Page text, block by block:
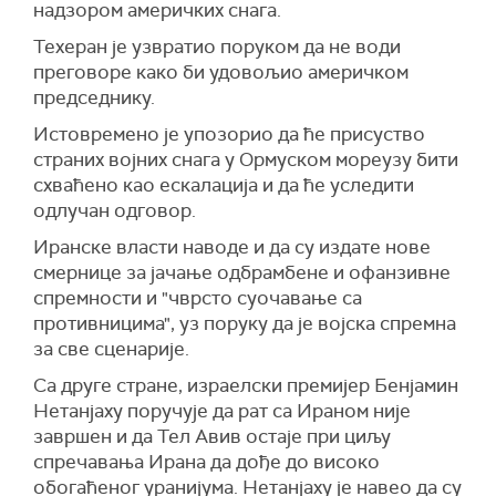
преговори треба да буду засновани на
"врховним државним интересима" и
консултацијама са земљама региона.
Ирански извор је оценио да би позитиван
приступ Сједињених Америчких Држава
убрзао и унапредио преговарачки процес.
"Сада је избор на Вашингтону, а његова
спремност на политички реализам биће
пресудна", навео је исти извор.
Предложени амерички меморандум, који
садржи 14 тачака, укључује обавезу Ирана на
мораторијум на обогаћивање уранијума, уз
истовремено постепено укидање америчких
санкција и ослобађање замрзнутих иранских
средстава.
(Al Jazeera )
"генерално не прихвата реалност" и да га због
тога, како је рекао, "Иран стално побеђује".
Реакција долази након што је Трамп раније на
својој друштвеној мрежиTruth Socialнаписао
да му се ирански предлог "не допада".
(Танјуг)
надзором америчких снага.
Техеран је узвратио поруком да не води
преговоре како би удовољио америчком
председнику.
Истовремено је упозорио да ће присуство
страних војних снага у Ормуском мореузу бити
схваћено као ескалација и да ће уследити
одлучан одговор.
Иранске власти наводе и да су издате нове
смернице за јачање одбрамбене и офанзивне
спремности и "чврсто суочавање са
противницима", уз поруку да је војска спремна
за све сценарије.
Са друге стране, израелски премијер Бенјамин
Нетанјаху поручује да рат са Ираном није
завршен и да Тел Авив остаје при циљу
спречавања Ирана да дође до високо
обогаћеног уранијума. Нетанјаху је навео да су